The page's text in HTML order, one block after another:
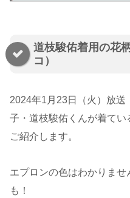
道枝駿佑着用の花
コ）
2024年1月23日（火）放送
子・道枝駿佑くんが着て
ご紹介します。
エプロンの色はわかりま
も！